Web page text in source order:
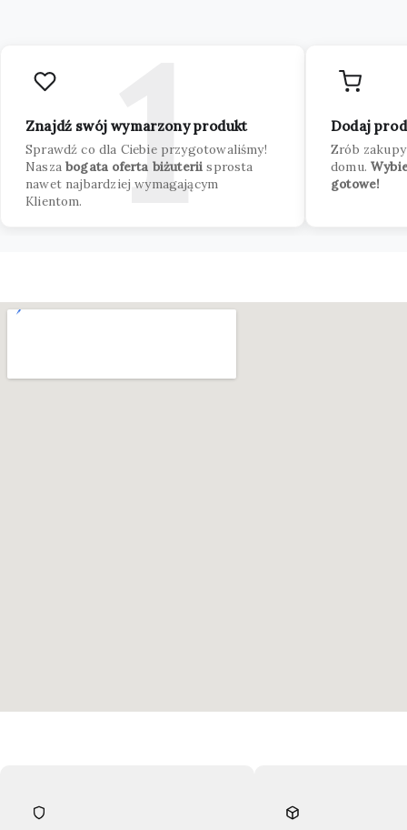
Znajdź swój wymarzony produkt